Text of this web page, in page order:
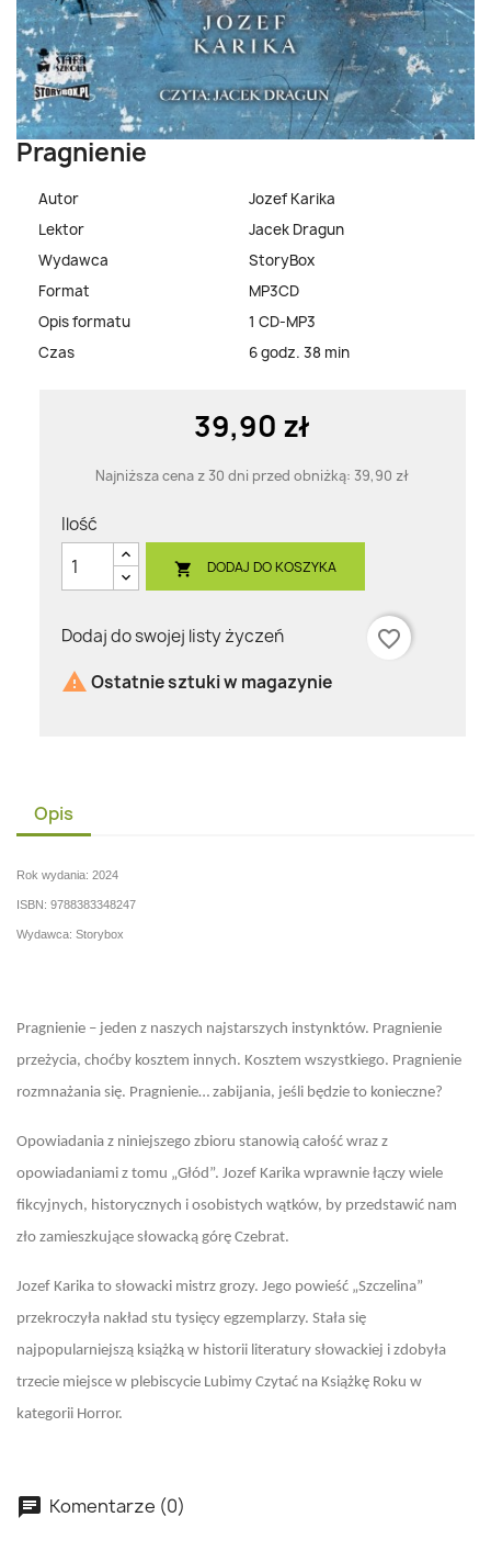
Pragnienie
Autor
Jozef Karika
Lektor
Jacek Dragun
Wydawca
StoryBox
Format
MP3CD
Opis formatu
1 CD-MP3
Czas
6 godz. 38 min
39,90 zł
Najniższa cena z 30 dni przed obniżką: 39,90 zł
Ilość
 DODAJ DO KOSZYKA
Dodaj do swojej listy życzeń
favorite_border
 Ostatnie sztuki w magazynie
Opis
Rok wydania: 2024
ISBN: 9788383348247
Wydawca: Storybox
Pragnienie – jeden z naszych najstarszych instynktów. Pragnienie
przeżycia, choćby kosztem innych. Kosztem wszystkiego. Pragnienie
rozmnażania się. Pragnienie… zabijania, jeśli będzie to konieczne?
Opowiadania z niniejszego zbioru stanowią całość wraz z
opowiadaniami z tomu „Głód”. Jozef Karika wprawnie łączy wiele
fikcyjnych, historycznych i osobistych wątków, by przedstawić nam
zło zamieszkujące słowacką górę Czebrat.
Jozef Karika to słowacki mistrz grozy. Jego powieść „Szczelina”
przekroczyła nakład stu tysięcy egzemplarzy. Stała się
najpopularniejszą książką w historii literatury słowackiej i zdobyła
trzecie miejsce w plebiscycie Lubimy Czytać na Książkę Roku w
kategorii Horror.
Komentarze (0)